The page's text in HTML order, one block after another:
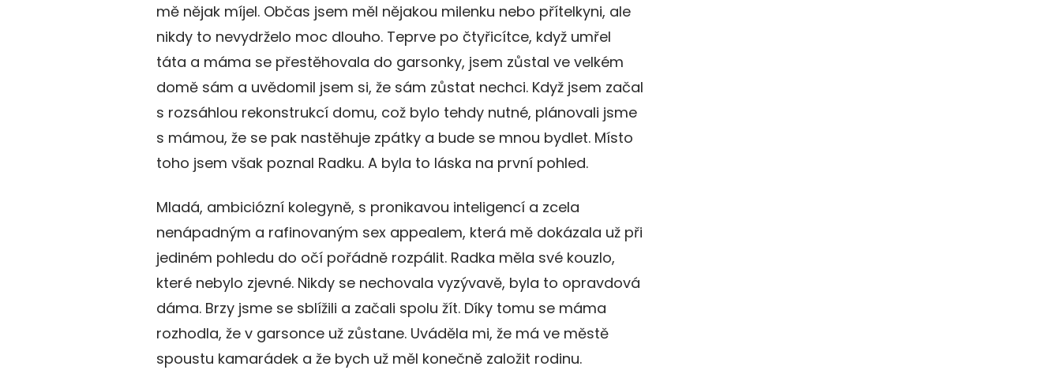
mě nějak míjel. Občas jsem měl nějakou milenku nebo přítelkyni, ale
nikdy to nevydrželo moc dlouho. Teprve po čtyřicítce, když umřel
táta a máma se přestěhovala do garsonky, jsem zůstal ve velkém
domě sám a uvědomil jsem si, že sám zůstat nechci. Když jsem začal
s rozsáhlou rekonstrukcí domu, což bylo tehdy nutné, plánovali jsme
s mámou, že se pak nastěhuje zpátky a bude se mnou bydlet. Místo
toho jsem však poznal Radku. A byla to láska na první pohled.
Mladá, ambiciózní kolegyně, s pronikavou inteligencí a zcela
nenápadným a rafinovaným sex appealem, která mě dokázala už při
jediném pohledu do očí pořádně rozpálit. Radka měla své kouzlo,
které nebylo zjevné. Nikdy se nechovala vyzývavě, byla to opravdová
dáma. Brzy jsme se sblížili a začali spolu žít. Díky tomu se máma
rozhodla, že v garsonce už zůstane. Uváděla mi, že má ve městě
spoustu kamarádek a že bych už měl konečně založit rodinu.